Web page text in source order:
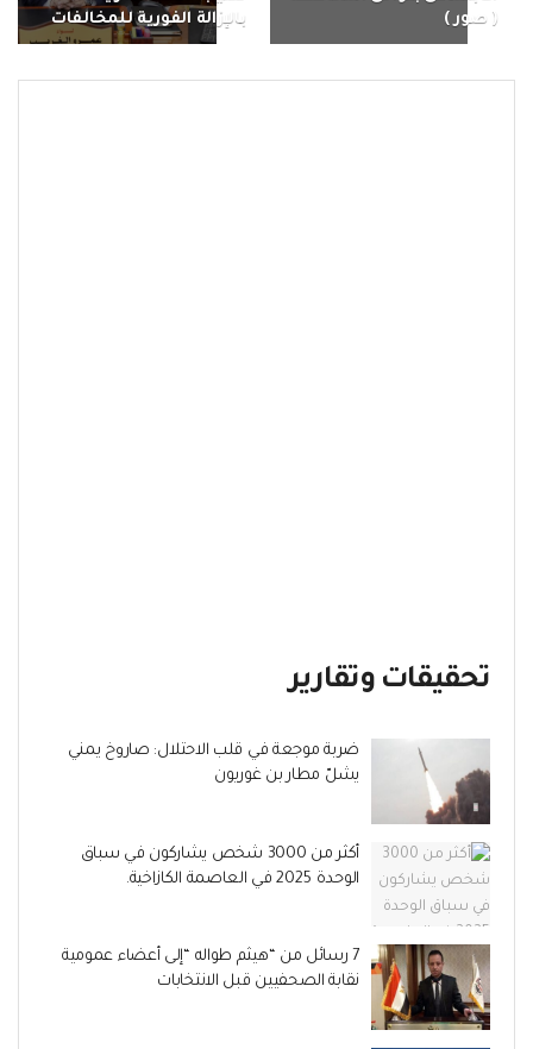
( صور )
بالإزالة الفورية للمخالفات
تحقيقات وتقارير
ضربة موجعة في قلب الاحتلال: صاروخ يمني
يشلّ مطار بن غوريون
أكثر من 3000 شخص يشاركون في سباق
الوحدة 2025 في العاصمة الكازاخية.
7 رسائل من “هيثم طواله “إلى أعضاء عمومية
نقابة الصحفيين قبل الانتخابات